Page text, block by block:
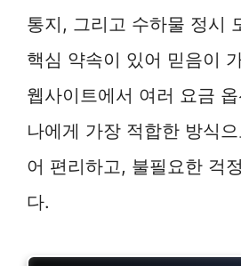
통지, 그리고 수하물 정시
핵심 약속이 있어 믿음이
웹사이트에서 여러 요금
나에게 가장 적합한 방식
어 편리하고, 불필요한 걱
다.